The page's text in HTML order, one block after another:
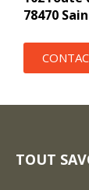
78470
TOUT